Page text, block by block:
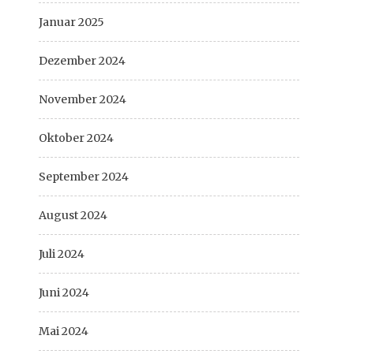
Januar 2025
Dezember 2024
November 2024
Oktober 2024
September 2024
August 2024
Juli 2024
Juni 2024
Mai 2024